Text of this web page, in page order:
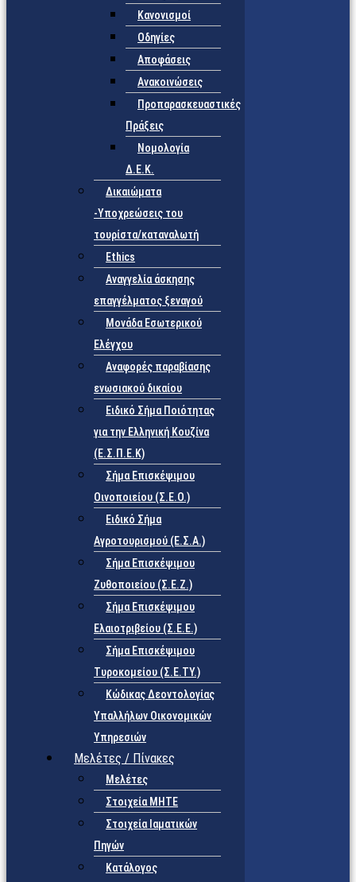
Κανονισμοί
Οδηγίες
Αποφάσεις
Ανακοινώσεις
Προπαρασκευαστικές
Πράξεις
Νομολογία
Δ.Ε.Κ.
Δικαιώματα
-Υποχρεώσεις του
τουρίστα/καταναλωτή
Ethics
Αναγγελία άσκησης
επαγγέλματος ξεναγού
Μονάδα Εσωτερικού
Ελέγχου
Αναφορές παραβίασης
ενωσιακού δικαίου
Ειδικό Σήμα Ποιότητας
για την Ελληνική Κουζίνα
(Ε.Σ.Π.Ε.Κ)
Σήμα Επισκέψιμου
Οινοποιείου (Σ.Ε.Ο.)
Ειδικό Σήμα
Αγροτουρισμού (Ε.Σ.Α.)
Σήμα Επισκέψιμου
Ζυθοποιείου (Σ.Ε.Ζ.)
Σήμα Επισκέψιμου
Ελαιοτριβείου (Σ.Ε.Ε.)
Σήμα Επισκέψιμου
Τυροκομείου (Σ.Ε.TY.)
Κώδικας Δεοντολογίας
Υπαλλήλων Οικονομικών
Υπηρεσιών
Μελέτες / Πίνακες
Μελέτες
Στοιχεία ΜΗΤΕ
Στοιχεία Ιαματικών
Πηγών
Κατάλογος